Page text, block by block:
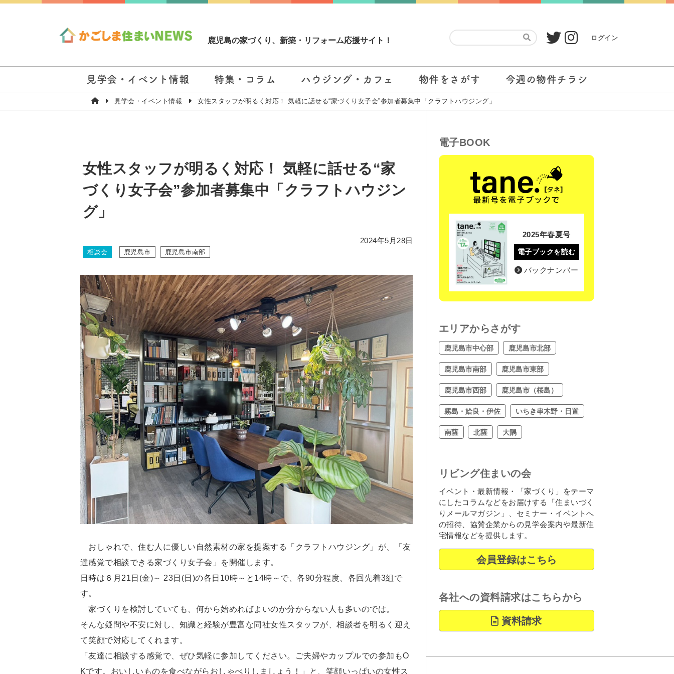
鹿児島の家づくり、新築・リフォーム応援サイト！ ログイン
見学会・イベント情報 特集・コラム ハウジング・カフェ 物件をさがす 今週の物件チラシ
見学会・イベント情報 女性スタッフが明るく対応！ 気軽に話せる“家づくり女子会”参加者募集中「クラフトハウジング」
女性スタッフが明るく対応！ 気軽に話せる“家
づくり女子会”参加者募集中「クラフトハウジン
グ」
2024年5月28日
相談会 鹿児島市 鹿児島市南部
おしゃれで、住む人に優しい自然素材の家を提案する「クラフトハウジング」が、「友
達感覚で相談できる家づくり女子会」を開催します。
日時は６月21日(金)～ 23日(日)の各日10時～と14時～で、各90分程度、各回先着3組で
す。
家づくりを検討していても、何から始めればよいのか分からない人も多いのでは。
そんな疑問や不安に対し、知識と経験が豊富な同社女性スタッフが、相談者を明るく迎え
て笑顔で対応してくれます。
「友達に相談する感覚で、ぜひ気軽に参加してください。ご夫婦やカップルでの参加もO
Kです。おいしいものを食べながらおしゃべりしましょう！」と、笑顔いっぱいの女性ス
電子BOOK
2025年春夏号
電子ブックを読む
バックナンバー
エリアからさがす
鹿児島市中心部 鹿児島市北部
鹿児島市南部 鹿児島市東部
鹿児島市西部 鹿児島市（桜島）
霧島・姶良・伊佐 いちき串木野・日置
南薩 北薩 大隅
リビング住まいの会
イベント・最新情報・「家づくり」をテーマ
にしたコラムなどをお届けする「住まいづく
りメールマガジン」、セミナー・イベントへ
の招待、協賛企業からの見学会案内や最新住
宅情報などを提供します。
会員登録はこちら
各社への資料請求はこちらから
資料請求